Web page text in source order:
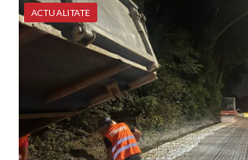
ACTUALITATE